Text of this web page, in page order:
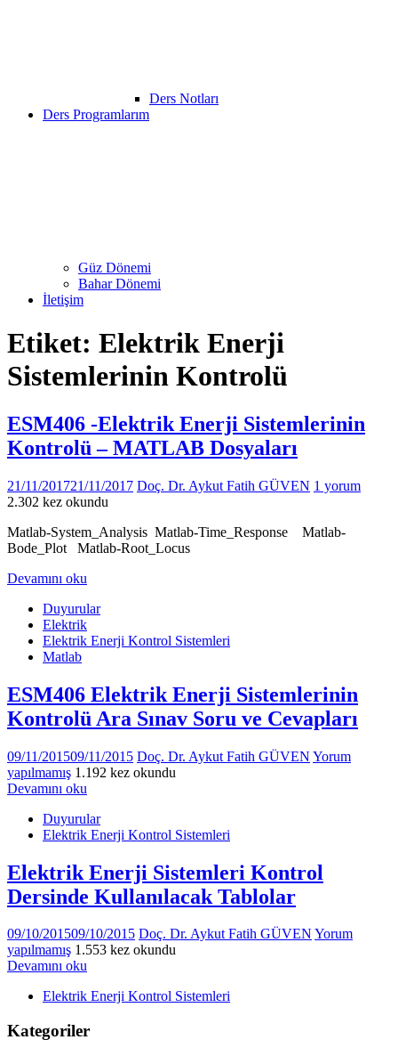
Ders Notları
Ders Programlarım
Güz Dönemi
Bahar Dönemi
İletişim
Etiket: Elektrik Enerji
Sistemlerinin Kontrolü
ESM406 -Elektrik Enerji Sistemlerinin
Kontrolü – MATLAB Dosyaları
21/11/201721/11/2017 Doç. Dr. Aykut Fatih GÜVEN 1 yorum
2.302 kez okundu
Matlab-System_Analysis Matlab-Time_Response Matlab-
Bode_Plot Matlab-Root_Locus
Devamını oku
Duyurular
Elektrik
Elektrik Enerji Kontrol Sistemleri
Matlab
ESM406 Elektrik Enerji Sistemlerinin
Kontrolü Ara Sınav Soru ve Cevapları
09/11/201509/11/2015 Doç. Dr. Aykut Fatih GÜVEN Yorum
yapılmamış 1.192 kez okundu
Devamını oku
Duyurular
Elektrik Enerji Kontrol Sistemleri
Elektrik Enerji Sistemleri Kontrol
Dersinde Kullanılacak Tablolar
09/10/201509/10/2015 Doç. Dr. Aykut Fatih GÜVEN Yorum
yapılmamış 1.553 kez okundu
Devamını oku
Elektrik Enerji Kontrol Sistemleri
Kategoriler